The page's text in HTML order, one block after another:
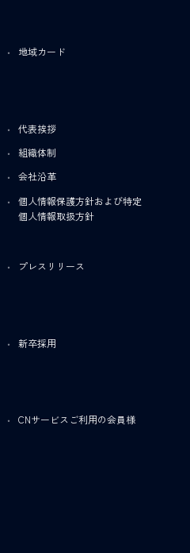
地域カード
代表挨拶
組織体制
会社沿革
個人情報保護方針および特定
個人情報取扱方針
プレスリリース
新卒採用
CNサービスご利用の会員様